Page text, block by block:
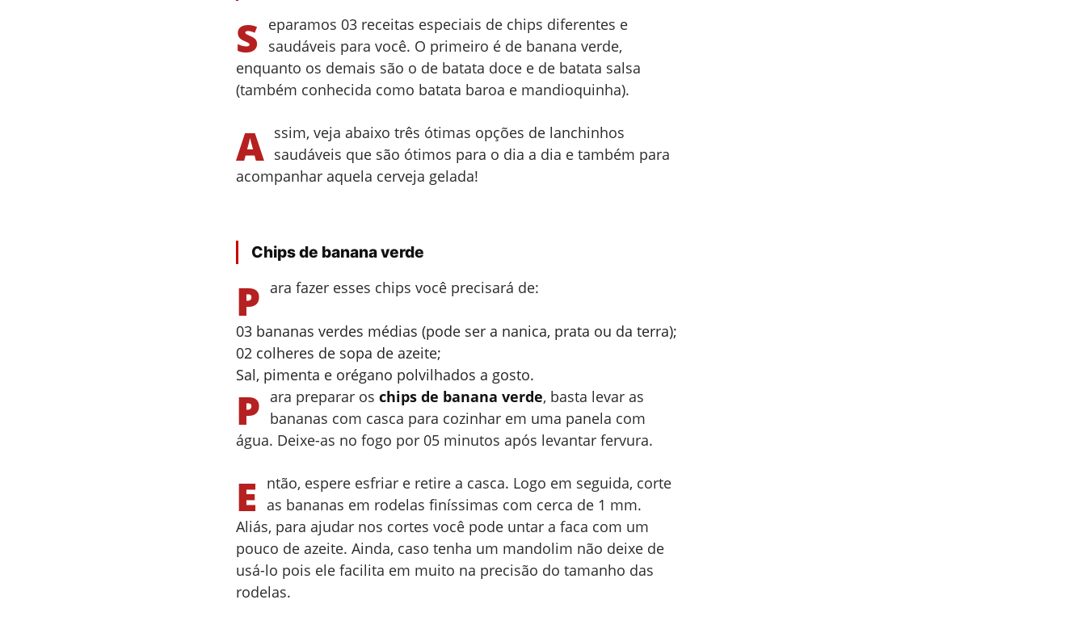
S
eparamos 03 receitas especiais de chips diferentes e
saudáveis para você. O primeiro é de banana verde,
enquanto os demais são o de batata doce e de batata salsa
(também conhecida como batata baroa e mandioquinha).
A ssim, veja abaixo três ótimas opções de lanchinhos
saudáveis que são ótimos para o dia a dia e também para
acompanhar aquela cerveja gelada!
Chips de banana verde
P ara fazer esses chips você precisará de:
03 bananas verdes médias (pode ser a nanica, prata ou da terra);
02 colheres de sopa de azeite;
Sal, pimenta e orégano polvilhados a gosto.
P ara preparar os chips de banana verde, basta levar as
bananas com casca para cozinhar em uma panela com
água. Deixe-as no fogo por 05 minutos após levantar fervura.
E
ntão, espere esfriar e retire a casca. Logo em seguida, corte
as bananas em rodelas finíssimas com cerca de 1 mm.
Aliás, para ajudar nos cortes você pode untar a faca com um
pouco de azeite. Ainda, caso tenha um mandolim não deixe de
usá-lo pois ele facilita em muito na precisão do tamanho das
rodelas.